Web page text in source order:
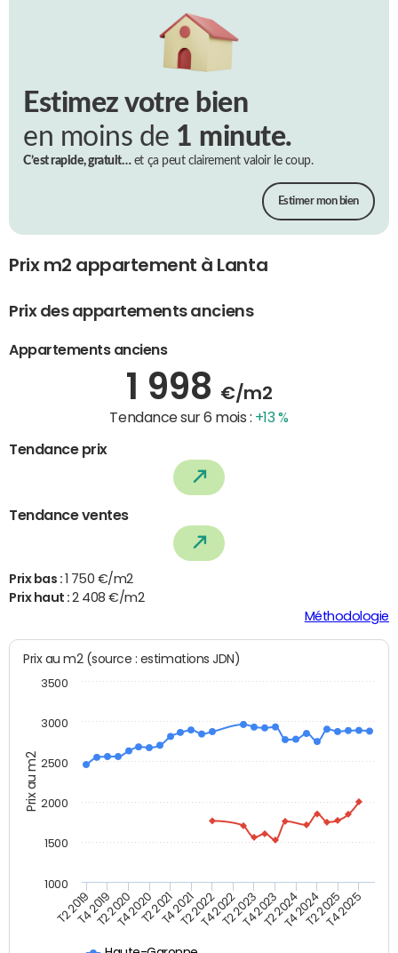
Estimez votre bien
en moins de 1 minute.
C’est rapide, gratuit…et ça peut clairement valoir le coup.
Estimer mon bien
Prix m2 appartement à Lanta
Prix des appartements anciens
Appartements anciens
1 998 €/m2
Tendance sur 6 mois : +13 %
Tendance prix
Tendance ventes
Prix bas : 1 750 €/m2
Prix haut :2 408 €/m2
Méthodologie
Prix au m2
Prix au m2 (source : estimations JDN)
T2 2019T4 2019T2 2020T4 2020T2 2021T4 2021T2 2022T4 2022T2 2023T4 2023T2 2024T4 2024T2 2025T4 2025
1000
1500
2000
2500
3000
3500